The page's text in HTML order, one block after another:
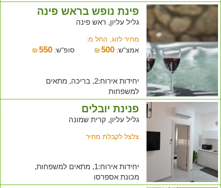
פינת נופש בראש פינה
גליל עליון, ראש פינה
מחיר לזוג, החל מ:
אמצ"ש:
₪500 סופ"ש: ₪ 550
יחידות אירוח:2, בריכה, מתאים
למשפחות
פנינת יובלים
גליל עליון, קרית שמונה
צלצל לקבלת מחיר
יחידות אירוח:1, מתאים למשפחות,
מכונת אספרסו